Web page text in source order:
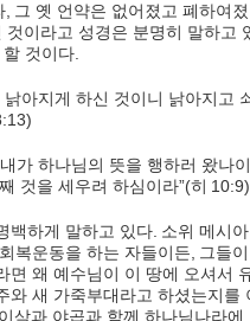
그 옛 언약은 없어졌고 폐하여
이라고 성경은 분명히 말하고
것이다
아지게 하신 것이니 낡아지고
가 하나님의 뜻을 행하러 왔나
것을 세우려 하심이라”(히 10:9)
백하게 말하고 있다 소위 메시
복운동을 하는 자들이든
그들
면 왜 예수님이 이 땅에 오셔서
와 새 가죽부대라고 하셨는지를
삭과 야곱과 함께 하나님나라에